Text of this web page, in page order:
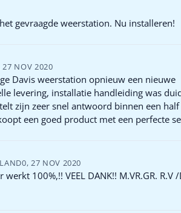
gevraagde weerstation. Nu installeren!
27 NOV 2020
Davis weerstation opnieuw een nieuwe
levering, installatie handleiding was
zijn zeer snel antwoord binnen een
een goed product met een perfecte
, 27 NOV 2020
werkt 100%,!! VEEL DANK!! M.VR.GR. R.V /